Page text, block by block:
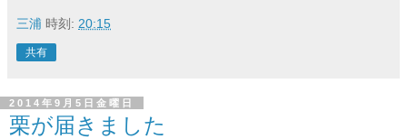
三浦 時刻: 20:15
共有
2014年9月5日金曜日
栗が届きました